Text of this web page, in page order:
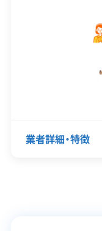
対応エリア
業者詳細・特徴